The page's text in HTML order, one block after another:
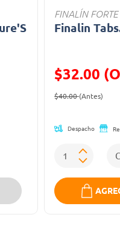
FINALÍN FORTE
Finalin
$32.00
Precio
$40.00(Antes)
Despacho